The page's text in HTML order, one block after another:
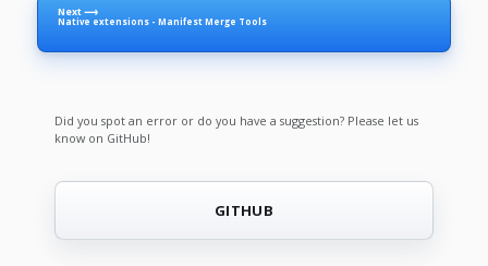
Next ⟶
Native extensions - Manifest Merge Tools
Did you spot an error or do you have a suggestion? Please let us
know on GitHub!
GITHUB